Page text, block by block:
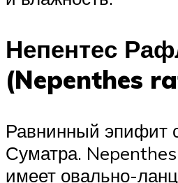
Непентес
(Nepenthes
Равнинный эпифит
Суматра.
имеет овально-